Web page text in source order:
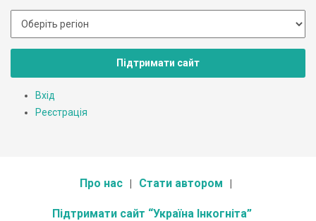
Підтримати сайт
Вхід
Реєстрація
Про нас Стати автором
Підтримати сайт “Україна Інкогніта”